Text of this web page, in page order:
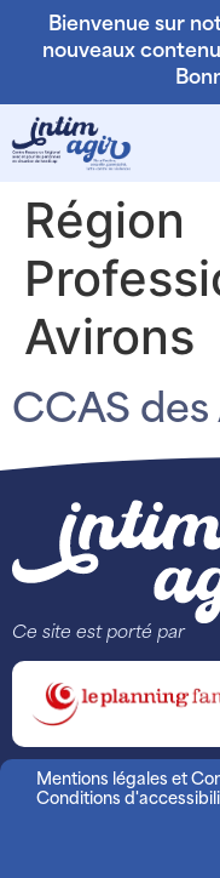
Bienvenue sur
nouveaux
Région
Avirons
CCAS des
Ce site est porté par
Mentions légales et
Conditions